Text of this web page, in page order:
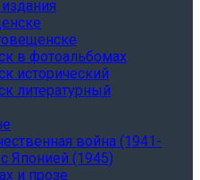
в фотоальбомах
исторический
литературный
война (1941-
Японией (1945)
и прозе